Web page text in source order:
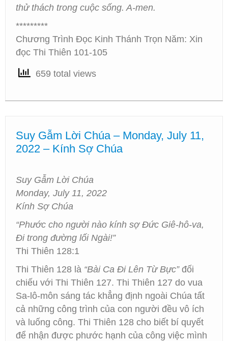
thử thách trong cuộc sống. A-men.
*********
Chương Trình Đọc Kinh Thánh Trọn Năm: Xin
đọc Thi Thiên 101-105
659 total views
Suy Gẫm Lời Chúa – Monday, July 11,
2022 – Kính Sợ Chúa
Suy Gẫm Lời Chúa
Monday, July 11, 2022
Kính Sợ Chúa
“Phước cho người nào kính sợ Đức Giê-hô-va,
Đi trong đường lối Ngài!”
Thi Thiên 128:1
Thi Thiên 128 là “Bài Ca Đi Lên Từ Bực”đối
chiếu với Thi Thiên 127. Thi Thiên 127 do vua
Sa-lô-môn sáng tác khẳng định ngoài Chúa tất
cả những công trình của con người đều vô ích
và luống công. Thi Thiên 128 cho biết bí quyết
để nhận được phước hạnh của công việc mình